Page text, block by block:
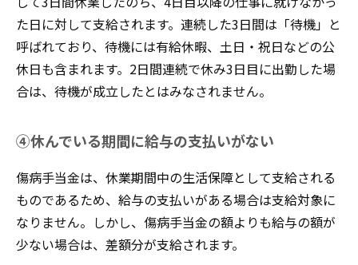
た日に対して支給されます。連続した3日間は「待機」と
呼ばれており、待機には有給休暇、土日・祝日などの公
休日も含まれます。2日間連続で休み3日目に出勤した場
合は、待機が成立したとはみなされません。
④休んでいる期間に給与の支払いがない
傷病手当金は、休業期間中の生活保障として支給される
ものであるため、給与の支払いがある場合は支給対象に
なりません。しかし、傷病手当金の額よりも給与の額が
少ない場合は、差額分が支給されます。